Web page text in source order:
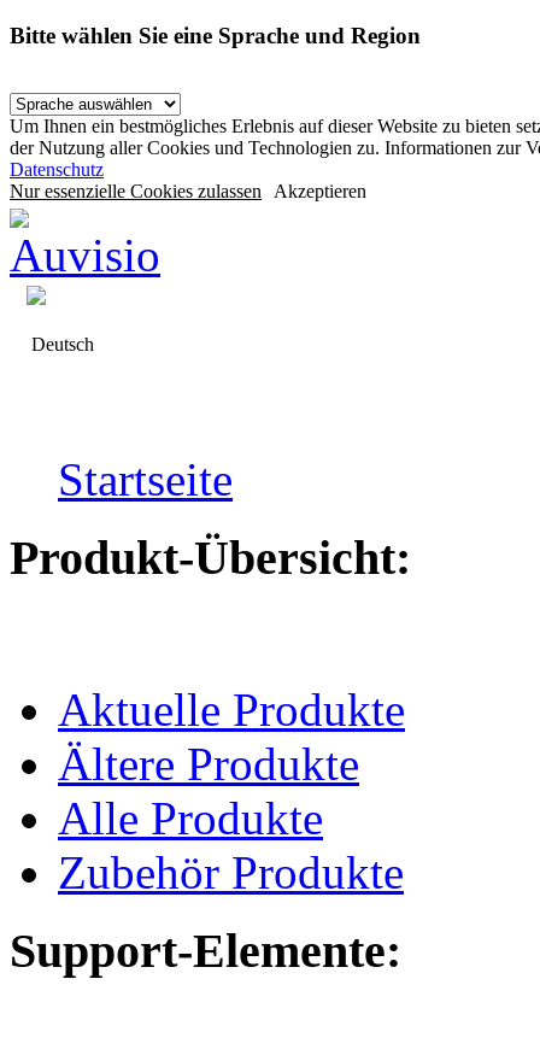
Bitte wählen Sie eine Sprache und Region
Um Ihnen ein bestmögliches Erlebnis auf dieser Website zu bieten
der Nutzung aller Cookies und Technologien zu. Informationen zur
Datenschutz
Nur essenzielle Cookies zulassen Akzeptieren
Deutsch
Startseite
Produkt-Übersicht:
Aktuelle Produkte
Ältere Produkte
Alle Produkte
Zubehör Produkte
Support-Elemente: